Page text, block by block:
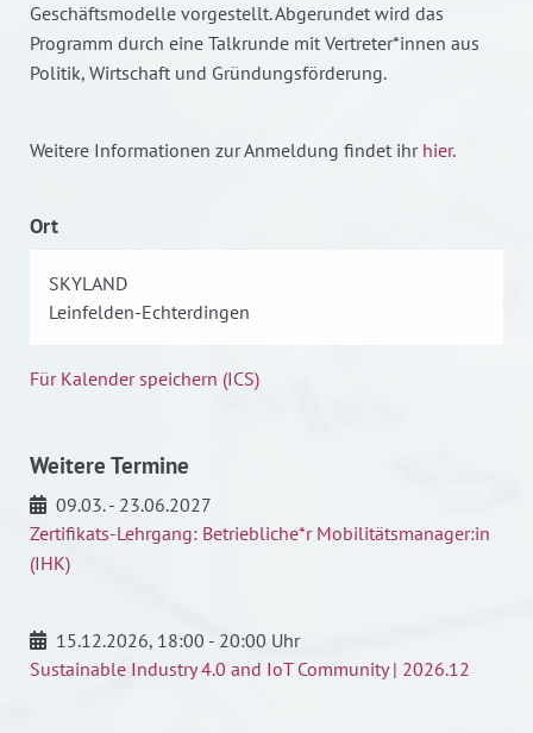
Geschäftsmodelle vorgestellt. Abgerundet wird das
Programm durch eine Talkrunde mit Vertreter*innen aus
Politik, Wirtschaft und Gründungsförderung.
Weitere Informationen zur Anmeldung findet ihr hier.
Ort
SKYLAND
Leinfelden-Echterdingen
Für Kalender speichern (ICS)
Weitere Termine
09.03. - 23.06.2027
Zertifikats-Lehrgang: Betriebliche*r Mobilitätsmanager:in
(IHK)
15.12.2026, 18:00 - 20:00 Uhr
Sustainable Industry 4.0 and IoT Community | 2026.12